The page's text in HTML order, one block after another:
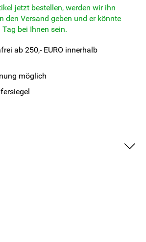
jetzt bestellen, werden wir ihn
den Versand geben und er könnte
bei Ihnen sein.
ab 250,- EURO innerhalb
möglich